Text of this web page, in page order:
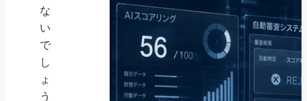
な
い
で
し
ょ
う